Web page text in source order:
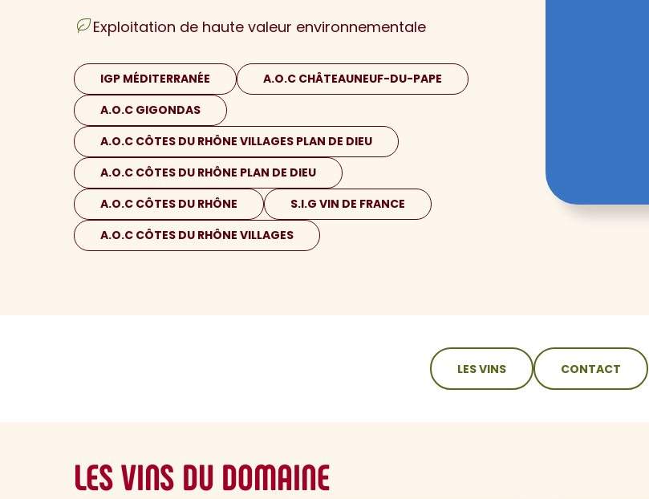
Exploitation de haute valeur environnementale
IGP MÉDITERRANÉE
A.O.C CHÂTEAUNEUF-DU-PAPE
A.O.C GIGONDAS
A.O.C CÔTES DU RHÔNE VILLAGES PLAN DE DIEU
A.O.C CÔTES DU RHÔNE PLAN DE DIEU
A.O.C CÔTES DU RHÔNE
S.I.G VIN DE FRANCE
A.O.C CÔTES DU RHÔNE VILLAGES
LES VINS CONTACT
LES VINS DU DOMAINE